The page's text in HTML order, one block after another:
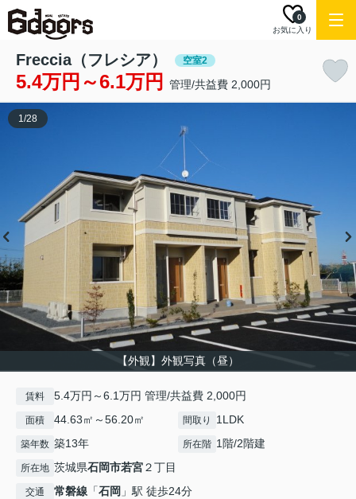
お気に入り
0
Freccia（フレシア） 空室2
5.4万円～6.1万円 管理/共益費 2,000円
【外観】外観写真（昼）
1/28
賃料 5.4万円～6.1万円 管理/共益費 2,000円
面積 44.63㎡～56.20㎡ 間取り 1LDK
築年数 築13年 所在階 1階/2階建
所在地 茨城県石岡市若宮２丁目
交通 常磐線 「石岡 」駅 徒歩24分